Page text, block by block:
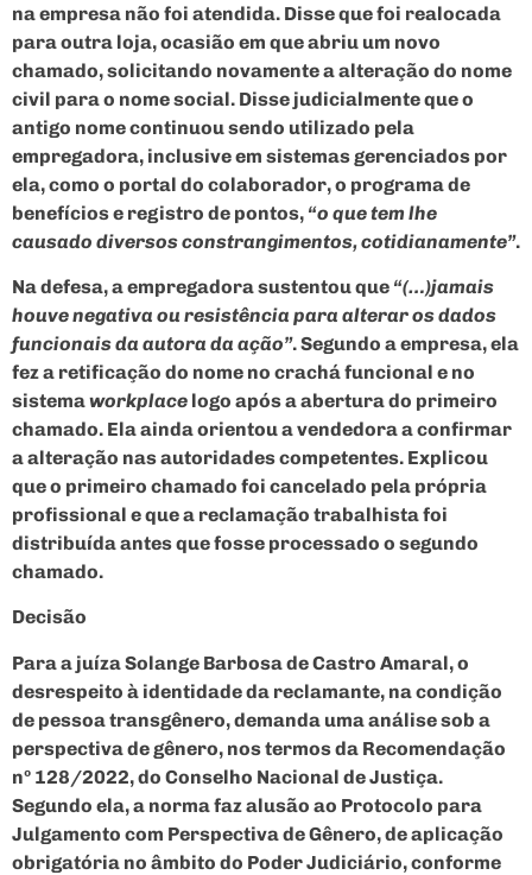
na empresa não foi atendida. Disse que foi realocada
para outra loja, ocasião em que abriu um novo
chamado, solicitando novamente a alteração do nome
civil para o nome social. Disse judicialmente que o
antigo nome continuou sendo utilizado pela
empregadora, inclusive em sistemas gerenciados por
ela, como o portal do colaborador, o programa de
benefícios e registro de pontos, “o que tem lhe
causado diversos constrangimentos, cotidianamente”.
Na defesa, a empregadora sustentou que “(…)jamais
houve negativa ou resistência para alterar os dados
funcionais da autora da ação”. Segundo a empresa, ela
fez a retificação do nome no crachá funcional e no
sistemaworkplace logo após a abertura do primeiro
chamado. Ela ainda orientou a vendedora a confirmar
a alteração nas autoridades competentes. Explicou
que o primeiro chamado foi cancelado pela própria
profissional e que a reclamação trabalhista foi
distribuída antes que fosse processado o segundo
chamado.
Decisão
Para a juíza Solange Barbosa de Castro Amaral, o
desrespeito à identidade da reclamante, na condição
de pessoa transgênero, demanda uma análise sob a
perspectiva de gênero, nos termos da Recomendação
nº 128/2022, do Conselho Nacional de Justiça.
Segundo ela, a norma faz alusão ao Protocolo para
Julgamento com Perspectiva de Gênero, de aplicação
obrigatória no âmbito do Poder Judiciário, conforme